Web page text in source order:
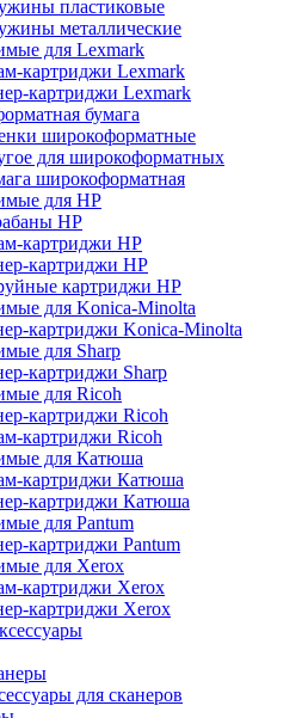
пластиковые
металлические
для Lexmark
картриджи Lexmark
картриджи Lexmark
бумага
широкоформатные
для широкоформатных
широкоформатная
для HP
HP
картриджи HP
картриджи HP
картриджи HP
для Konica-Minolta
картриджи Konica-Minolta
для Sharp
картриджи Sharp
для Ricoh
картриджи Ricoh
картриджи Ricoh
для Катюша
картриджи Катюша
картриджи Катюша
для Pantum
картриджи Pantum
для Xerox
картриджи Xerox
картриджи Xerox
для сканеров